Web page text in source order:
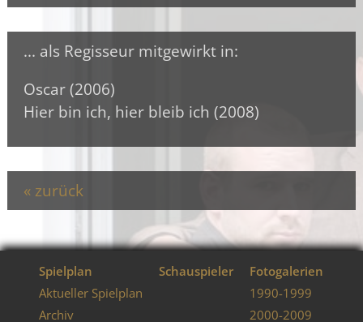
... als Regisseur mitgewirkt in:
Oscar (2006)
Hier bin ich, hier bleib ich (2008)
zurück
Spielplan
Aktueller Spielplan
Archiv
Schauspieler
Fotogalerien
1990-1999
2000-2009